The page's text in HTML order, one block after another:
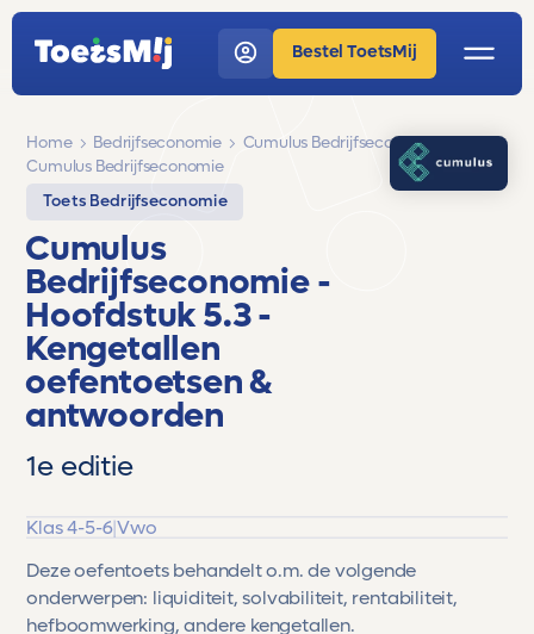
Bestel ToetsMij
Home Bedrijfseconomie
Cumulus Bedrijfseconomie
Cumulus Bedrijfseconomie
Toets Bedrijfseconomie
Cumulus
Bedrijfseconomie-
Hoofdstuk 5.3 -
Kengetallen
oefentoetsen &
antwoorden
1e editie
Klas 4-5-6|Vwo
Deze oefentoets behandelt o.m. de volgende
onderwerpen: liquiditeit, solvabiliteit, rentabiliteit,
hefboomwerking, andere kengetallen.